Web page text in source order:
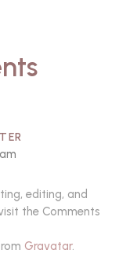
editing, and
the Comments
Gravatar.